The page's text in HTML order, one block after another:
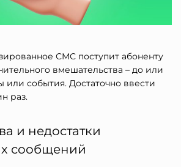
СМС поступит абоненту
вмешательства – до или
или события. Достаточно ввести
раз.
и недостатки
сообщений